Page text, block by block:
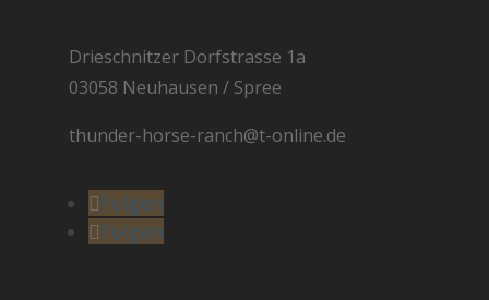
Drieschnitzer Dorfstrasse 1a
03058 Neuhausen / Spree
thunder-horse-ranch@t-online.de
Folgen
Folgen